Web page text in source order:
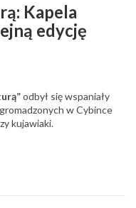
Kapela
edycję
odbył się wspaniały
w Cybince
kujawiaki.